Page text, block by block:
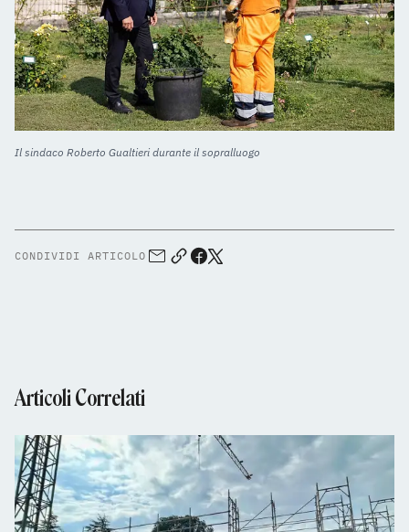
Il sindaco Roberto Gualtieri durante il sopralluogo
CONDIVIDI ARTICOLO
Articoli Correlati